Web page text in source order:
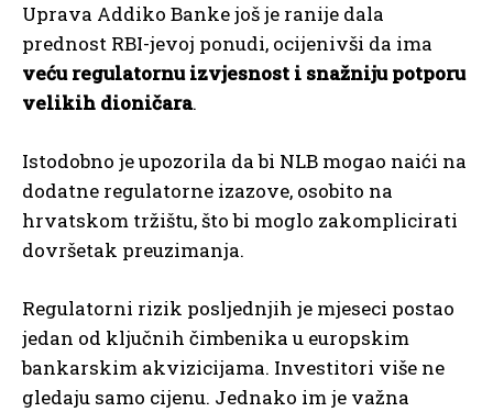
Uprava Addiko Banke još je ranije dala
prednost RBI-jevoj ponudi, ocijenivši da ima
veću regulatornu izvjesnost i snažniju potporu
velikih dioničara.
Istodobno je upozorila da bi NLB mogao naići na
dodatne regulatorne izazove, osobito na
hrvatskom tržištu, što bi moglo zakomplicirati
dovršetak preuzimanja.
Regulatorni rizik posljednjih je mjeseci postao
jedan od ključnih čimbenika u europskim
bankarskim akvizicijama. Investitori više ne
gledaju samo cijenu. Jednako im je važna